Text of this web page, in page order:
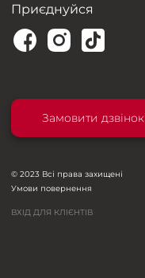
Приєднуйся
Замовити дзвінок
© 2023 Всі права захищені
Умови повернення
ВХІД ДЛЯ КЛІЄНТІВ